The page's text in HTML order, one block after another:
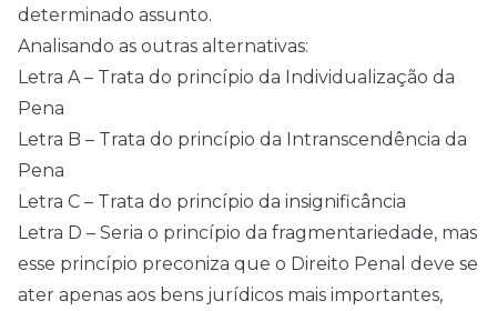
determinado assunto.
Analisando as outras alternativas:
Letra A – Trata do princípio da Individualização da
Pena
Letra B – Trata do princípio da Intranscendência da
Pena
Letra C – Trata do princípio da insignificância
Letra D – Seria o princípio da fragmentariedade, mas
esse princípio preconiza que o Direito Penal deve se
ater apenas aos bens jurídicos mais importantes,